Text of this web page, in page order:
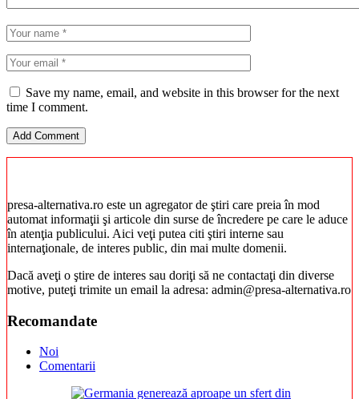
Save my name, email, and website in this browser for the next
time I comment.
presa-alternativa.ro este un agregator de ştiri care preia în mod
automat informaţii şi articole din surse de încredere pe care le aduce
în atenţia publicului. Aici veţi putea citi ştiri interne sau
internaţionale, de interes public, din mai multe domenii.
Dacă aveţi o ştire de interes sau doriţi să ne contactaţi din diverse
motive, puteţi trimite un email la adresa: admin@presa-alternativa.ro
Recomandate
Noi
Comentarii